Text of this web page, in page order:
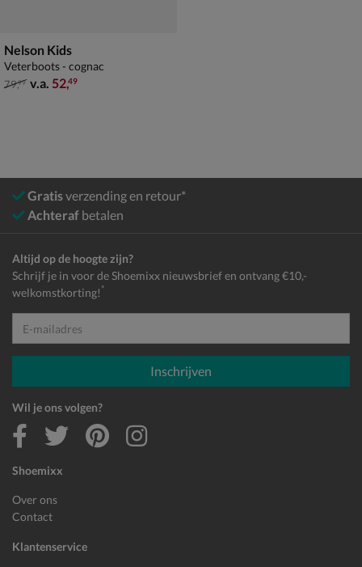
Nelson Kids
Veterboots - cognac
van € 79,99 vanaf € 52,49
79,99 v.a. 52,49
Gratisverzending en retour*
Achteraf betalen
Shoemixx
Over ons
Contact
Klantenservice
Altijd op de hoogte zijn?
Schrijf je in voor de Shoemixx nieuwsbrief en ontvang €10,-
welkomstkorting! *
E-mailadres
Inschrijven
Wil je ons volgen?